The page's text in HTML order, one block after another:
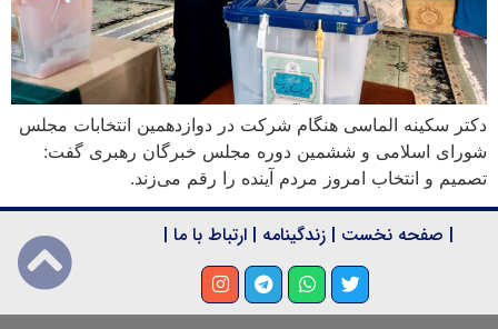
دکتر سکینه الماسی هنگام شرکت در دوازدهمین انتخابات مجلس
شورای اسلامی و ششمین دوره مجلس خبرگان رهبری گفت:
تصمیم و انتخاب امروز مردم آینده را رقم می‌زند.
| صفحه نخست | زندگینامه | ارتباط با ما |